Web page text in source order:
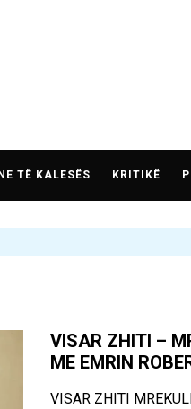
TË KALESËS KRITIKË
VISAR ZHITI –
ME EMRIN
VISAR ZHITI